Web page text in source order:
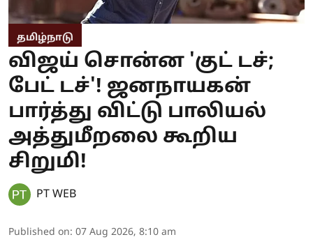
தமிழ்நாடு
விஜய் சொன்ன 'குட் டச்;
பேட் டச்'! ஜனநாயகன்
பார்த்து விட்டு பாலியல்
அத்துமீறலை கூறிய
சிறுமி!
PT WEB
Published on: 07 Aug 2026, 8:10 am